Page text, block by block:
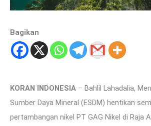
Bagikan
KORAN INDONESIA – Bahlil Lahadalia,
Sumber Daya Mineral (ESDM) hentikan
pertambangan nikel PT GAG Nikel di Raja